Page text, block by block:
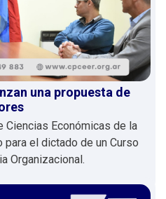
una propuesta de
Ciencias Económicas de la
para el dictado de un Curso
Organizacional.